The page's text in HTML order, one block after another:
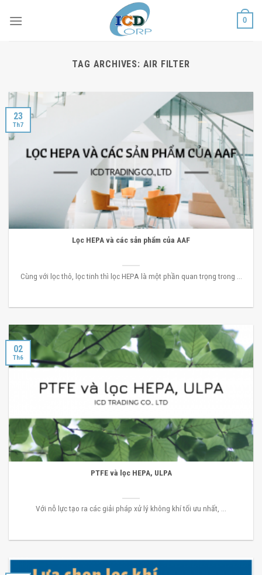
0
TAG ARCHIVES: AIR FILTER
Lọc HEPA và các sản phẩm của AAF
Cùng với lọc thô, lọc tinh thì lọc HEPA là một phần quan trọng trong ...
23
Th7
PTFE và lọc HEPA, ULPA
Với nỗ lực tạo ra các giải pháp xử lý không khí tối ưu nhất, ...
02
Th6